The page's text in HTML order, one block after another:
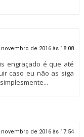
de 2016 às 18:08
engraçado é que até
caso eu não as siga
de 2016 às 17:54